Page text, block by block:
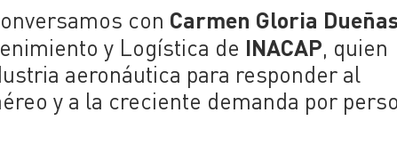
con Carmen Gloria
y Logística de INACAP, quien
aeronáutica para responder al
y a la creciente demanda por